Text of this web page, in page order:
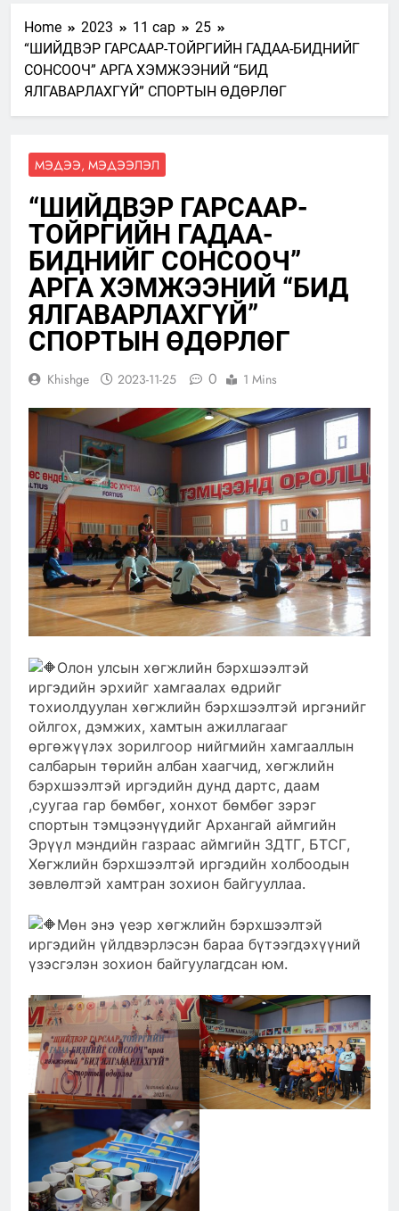
Home 2023 11 сар
25
“ШИЙДВЭР ГАРСААР-ТОЙРГИЙН ГАДАА-БИДНИЙГ
СОНСООЧ” АРГА ХЭМЖЭЭНИЙ “БИД
ЯЛГАВАРЛАХГҮЙ” СПОРТЫН ӨДӨРЛӨГ
МЭДЭЭ, МЭДЭЭЛЭЛ
“ШИЙДВЭР ГАРСААР-
ТОЙРГИЙН ГАДАА-
БИДНИЙГ СОНСООЧ”
АРГА ХЭМЖЭЭНИЙ “БИД
ЯЛГАВАРЛАХГҮЙ”
СПОРТЫН ӨДӨРЛӨГ
Khishge 2023-11-25 0 1 Mins
Олон улсын хөгжлийн бэрхшээлтэй
иргэдийн эрхийг хамгаалах өдрийг
тохиолдуулан хөгжлийн бэрхшээлтэй иргэнийг
ойлгох, дэмжих, хамтын ажиллагааг
өргөжүүлэх зорилгоор нийгмийн хамгааллын
салбарын төрийн албан хаагчид, хөгжлийн
бэрхшээлтэй иргэдийн дунд дартс, даам
,суугаа гар бөмбөг, хонхот бөмбөг зэрэг
спортын тэмцээнүүдийг Архангай аймгийн
Эрүүл мэндийн газраас аймгийн ЗДТГ, БТСГ,
Хөгжлийн бэрхшээлтэй иргэдийн холбоодын
зөвлөлтэй хамтран зохион байгууллаа.
Мөн энэ үеэр хөгжлийн бэрхшээлтэй
иргэдийн үйлдвэрлэсэн бараа бүтээгдэхүүний
үзэсгэлэн зохион байгуулагдсан юм.